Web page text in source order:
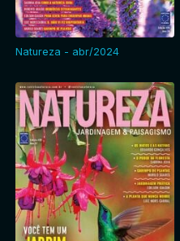
Natureza - abr/2024